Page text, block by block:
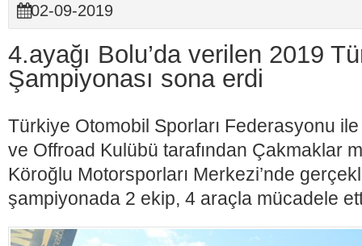
02-09-2019
4.ayağı Bolu’da verilen 2019
Şampiyonası sona erdi
Türkiye Otomobil Sporları Federasyonu
ve Offroad Kulübü tarafından Çakmaklar
Köroğlu Motorsporları Merkezi’nde
şampiyonada 2 ekip, 4 araçla mücadele